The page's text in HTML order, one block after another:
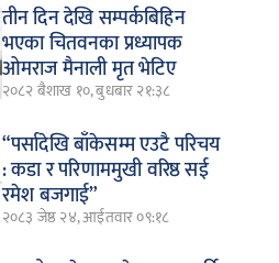
तीन दिन देखि सम्पर्कबिहिन
भएका चितवनका प्रध्यापक
ओमराज मैनाली मृत भेटिए
२०८२ बैशाख १०, बुधबार २१:३८
“पर्सादेखि बाँकेसम्म एउटै परिचय
: कडा र परिणाममुखी वरिष्ठ सई
रमेश बजगाई”
२०८३ जेष्ठ २४, आईतवार ०९:१८